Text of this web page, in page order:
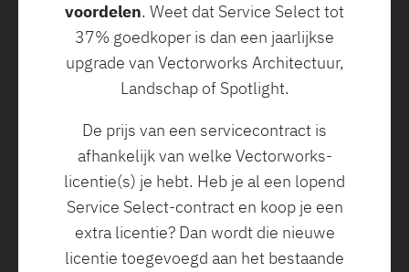
voordelen. Weet dat Service Select tot
37% goedkoper is dan een jaarlijkse
upgrade van Vectorworks Architectuur,
Landschap of Spotlight.
De prijs van een servicecontract is
afhankelijk van welke Vectorworks-
licentie(s) je hebt. Heb je al een lopend
Service Select-contract en koop je een
extra licentie? Dan wordt die nieuwe
licentie toegevoegd aan het bestaande